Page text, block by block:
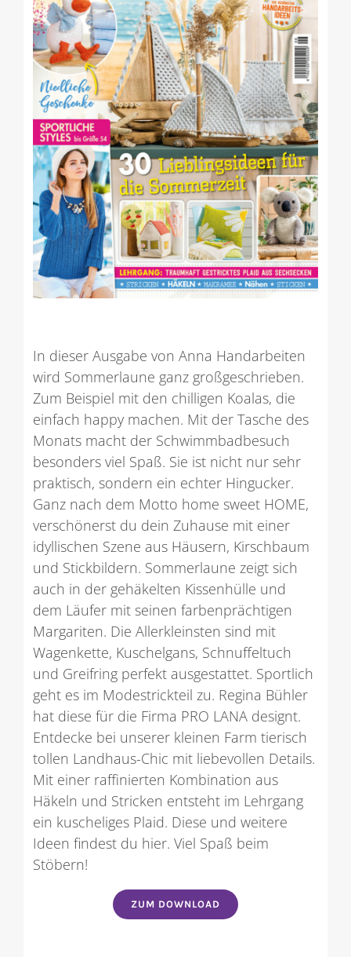
In dieser Ausgabe von Anna Handarbeiten
wird Sommerlaune ganz großgeschrieben.
Zum Beispiel mit den chilligen Koalas, die
einfach happy machen. Mit der Tasche des
Monats macht der Schwimmbadbesuch
besonders viel Spaß. Sie ist nicht nur sehr
praktisch, sondern ein echter Hingucker.
Ganz nach dem Motto home sweet HOME,
verschönerst du dein Zuhause mit einer
idyllischen Szene aus Häusern, Kirschbaum
und Stickbildern. Sommerlaune zeigt sich
auch in der gehäkelten Kissenhülle und
dem Läufer mit seinen farbenprächtigen
Margariten. Die Allerkleinsten sind mit
Wagenkette, Kuschelgans, Schnuffeltuch
und Greifring perfekt ausgestattet. Sportlich
geht es im Modestrickteil zu. Regina Bühler
hat diese für die Firma PRO LANA designt.
Entdecke bei unserer kleinen Farm tierisch
tollen Landhaus-Chic mit liebevollen Details.
Mit einer raffinierten Kombination aus
Häkeln und Stricken entsteht im Lehrgang
ein kuscheliges Plaid. Diese und weitere
Ideen findest du hier. Viel Spaß beim
Stöbern!
ZUM DOWNLOAD